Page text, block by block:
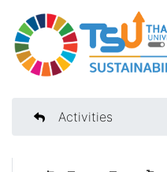
Activities